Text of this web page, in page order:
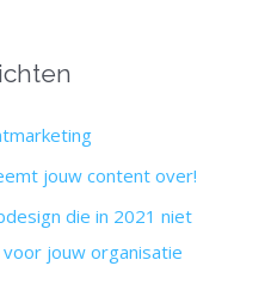
jouw content over!
die in 2021 niet
jouw organisatie